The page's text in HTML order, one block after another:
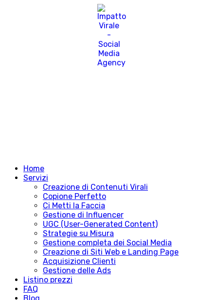
Home
Servizi
Creazione di Contenuti Virali
Copione Perfetto
Ci Metti la Faccia
Gestione di Influencer
UGC (User-Generated Content)
Strategie su Misura
Gestione completa dei Social Media
Creazione di Siti Web e Landing Page
Acquisizione Clienti
Gestione delle Ads
Listino prezzi
FAQ